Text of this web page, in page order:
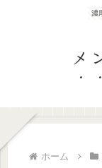
濃
メ
ホーム